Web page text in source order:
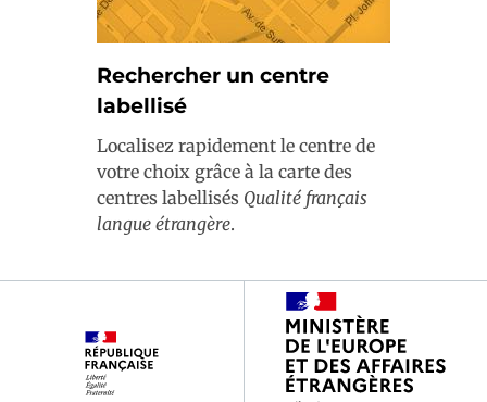
Rechercher un centre
labellisé
Localisez rapidement le centre de
votre choix grâce à la carte des
centres labellisés Qualité français
langue étrangère.